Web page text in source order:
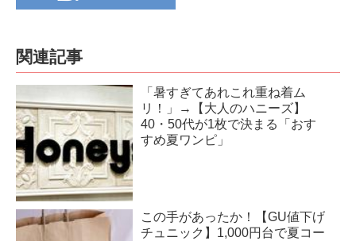
関連記事
「暑すぎてあれこれ重ね着ム
リ！」→【大人のハニーズ】
40・50代が1枚で決まる「おす
すめ夏ワンピ」
この手があったか！【GU値下げ
チュニック】1,000円台で夏コー